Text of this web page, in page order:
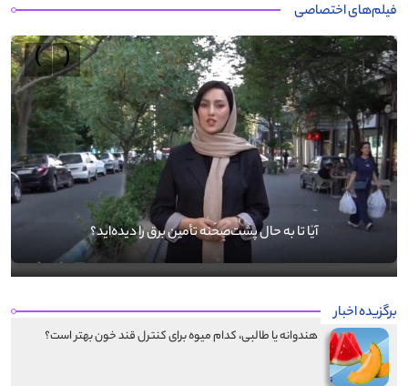
فیلم‌های اختصاصی
آیا تا به حال پشت‌صحنه تأمین برق را دیده‌اید؟
‹
›
برگزیده اخبار
هندوانه یا طالبی، کدام‌ میوه برای کنترل قند خون بهتر است؟